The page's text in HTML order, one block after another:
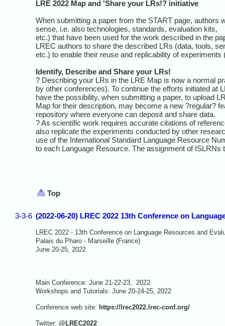
LRE 2022 Map and 'Share your LRs!? initiative
When submitting a paper from the START page, authors
sense, i.e. also technologies, standards, evaluation kits,
etc.) that have been used for the work described in the
LREC authors to share the described LRs (data, tools,
etc.) to enable their reuse and replicability of experiments
Identify, Describe and Share your LRs!
? Describing your LRs in the LRE Map is now a normal
by other conferences). To continue the efforts initiated
have the possibility, when submitting a paper, to upload
Map for their description, may become a new ?regular?
repository where everyone can deposit and share data.
? As scientific work requires accurate citations of
also replicate the experiments conducted by other
use of the International Standard Language Resource
to each Language Resource. The assignment of
Top
3-3-6 (2022-06-20) LREC 2022 13th Conference on
LREC 2022 - 13th Conference on Language Resources and
Palais du Pharo - Marseille (France)
June 20-25, 2022
Main Conference: June 21-22-23, 2022
Workshops and Tutorials: June 20-24-25, 2022
Conference web site: https://lrec2022.lrec-conf.org/
Twitter: @LREC2022